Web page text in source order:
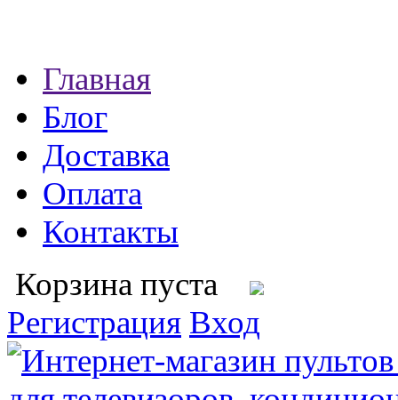
Главная
Блог
Доставка
Оплата
Контакты
Корзина пуста
Регистрация Вход